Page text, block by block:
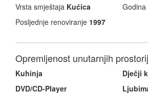
Vrsta smještaja Kućica
Posljednje renoviranje 1997
Opremljenost unutarnjih
Kuhinja
Dječji
DVD/CD-Player